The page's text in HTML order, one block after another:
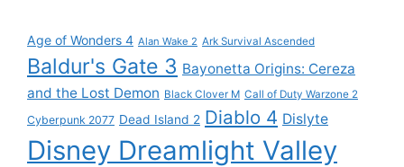
Age of Wonders 4 Alan Wake 2 Ark Survival Ascended
Baldur's Gate 3 Bayonetta Origins: Cereza
and the Lost Demon Black Clover M Call of Duty Warzone 2
Cyberpunk 2077 Dead Island 2 Diablo 4 Dislyte
Disney Dreamlight Valley